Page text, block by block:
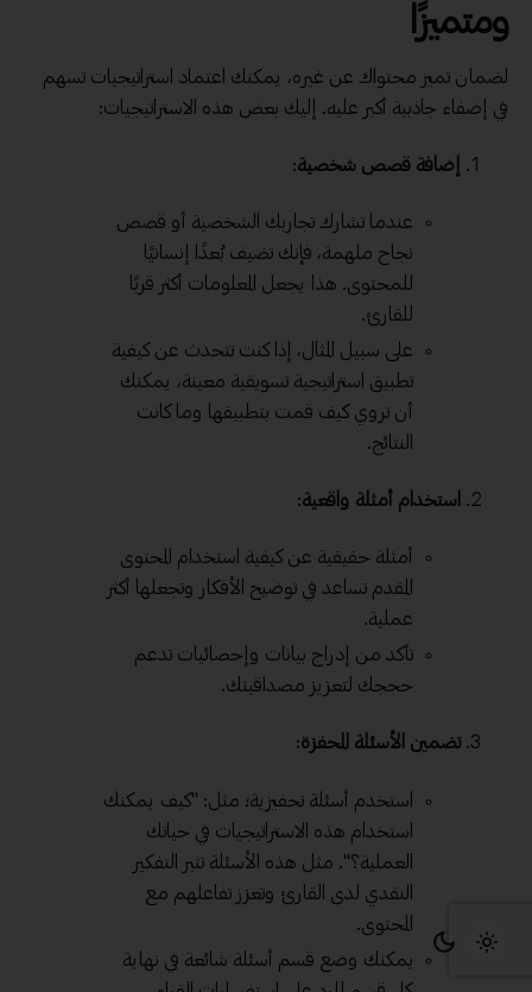
ومتميزًا
لضمان تميز محتواك عن غيره، يمكنك اعتماد استراتيجيات تسهم
في إضفاء جاذبية أكبر عليه. إليك بعض هذه الاستراتيجيات:
إضافة قصص شخصية:
عندما تشارك تجاربك الشخصية أو قصص
نجاح ملهمة، فإنك تضيف بُعدًا إنسانيًا
للمحتوى. هذا يجعل المعلومات أكثر قربًا
للقارئ.
على سبيل المثال، إذا كنت تتحدث عن كيفية
تطبيق استراتيجية تسويقية معينة، يمكنك
أن تروي كيف قمت بتطبيقها وما كانت
النتائج.
استخدام أمثلة واقعية:
أمثلة حقيقية عن كيفية استخدام المحتوى
المقدم تساعد في توضيح الأفكار وتجعلها أكثر
عملية.
تأكد من إدراج بيانات وإحصائيات تدعم
حججك لتعزيز مصداقيتك.
تضمين الأسئلة المحفزة:
استخدم أسئلة تحفيزية؛ مثل: "كيف يمكنك
استخدام هذه الاستراتيجيات في حياتك
العملية؟". مثل هذه الأسئلة تثير التفكير
النقدي لدى القارئ وتعزز تفاعلهم مع
المحتوى.
يمكنك وضع قسم أسئلة شائعة في نهاية